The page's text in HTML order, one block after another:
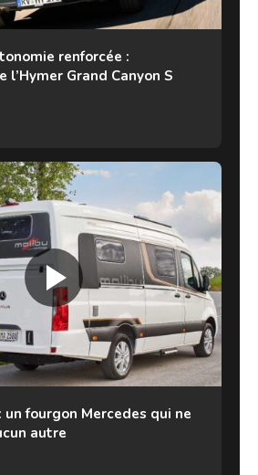
renforcée :
Grand Canyon S
un fourgon Mercedes qui ne
autre